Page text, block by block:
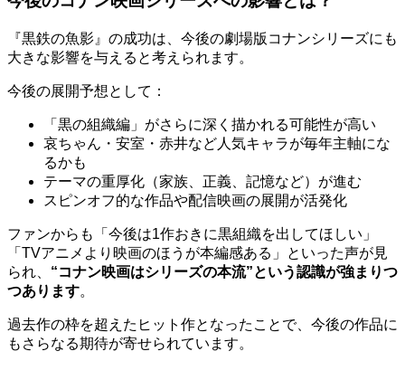
『黒鉄の魚影』の成功は、今後の劇場版コナンシリーズにも
大きな影響を与えると考えられます。
今後の展開予想として：
「黒の組織編」がさらに深く描かれる可能性が高い
哀ちゃん・安室・赤井など人気キャラが毎年主軸にな
るかも
テーマの重厚化（家族、正義、記憶など）が進む
スピンオフ的な作品や配信映画の展開が活発化
ファンからも「今後は1作おきに黒組織を出してほしい」
「TVアニメより映画のほうが本編感ある」といった声が見
られ、 “コナン映画はシリーズの本流”という認識が強まりつ
つあります。
過去作の枠を超えたヒット作となったことで、今後の作品に
もさらなる期待が寄せられています。